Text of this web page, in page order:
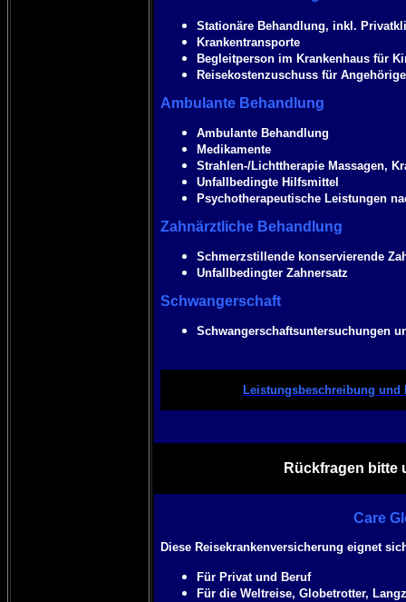
Stationäre Behandlung, inkl.
Krankentransporte
Begleitperson im Krankenhaus für
Reisekostenzuschuss für
Ambulante Behandlung
Ambulante Behandlung
Medikamente
Strahlen-/Lichttherapie Massagen,
Unfallbedingte Hilfsmittel
Psychotherapeutische Leistungen
Zahnärztliche Behandlung
Schmerzstillende konservierende
Unfallbedingter Zahnersatz
Schwangerschaft
Schwangerschaftsuntersuchungen
Leistungsbeschreibung und
Rückfragen bitte
Care
Diese Reisekrankenversicherung eignet
Für Privat und Beruf
Für die Weltreise, Globetrotter,